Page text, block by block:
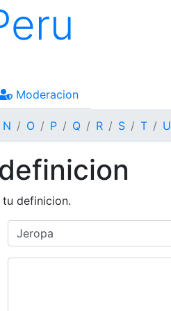
Moderacion
N O P Q R S T U
definicion.